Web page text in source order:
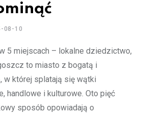
08-10
5 miejscach – lokalne dziedzictwo,
to miasto z bogatą i
w której splatają się wątki
handlowe i kulturowe. Oto pięć
sposób opowiadają o